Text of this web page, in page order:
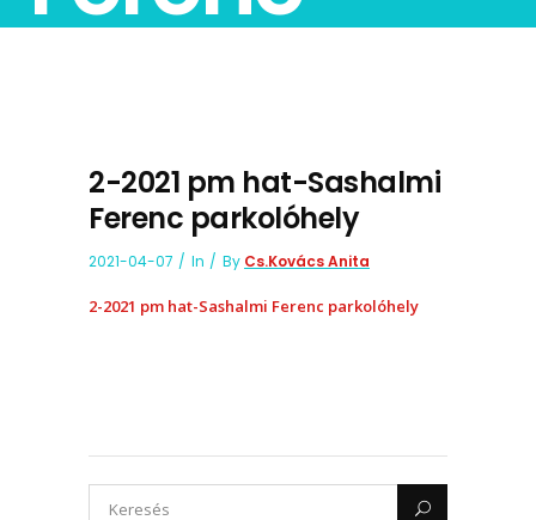
2-2021 pm hat-Sashalmi
Ferenc parkolóhely
2021-04-07 In By Cs.Kovács Anita
2-2021 pm hat-Sashalmi Ferenc parkolóhely